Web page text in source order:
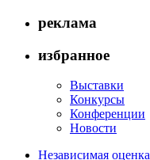
реклама
избранное
Выставки
Конкурсы
Конференции
Новости
Независимая